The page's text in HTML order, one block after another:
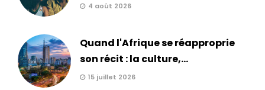
4 août 2026
Quand l'Afrique se réapproprie
son récit : la culture,...
15 juillet 2026